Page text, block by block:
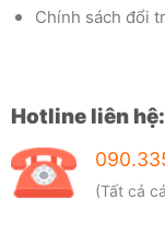
Chính sách đổi
Hotline liên hệ:
(Tất cả